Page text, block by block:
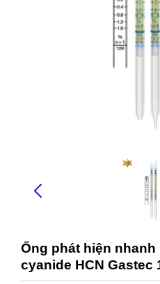
Ống phát hiện
cyanide HCN Gastec